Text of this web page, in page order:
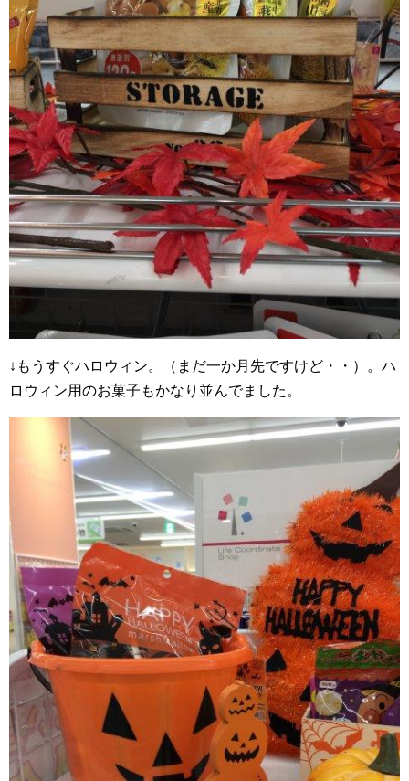
↓もうすぐハロウィン。（まだ一か月先ですけど・・）。ハ
ロウィン用のお菓子もかなり並んでました。